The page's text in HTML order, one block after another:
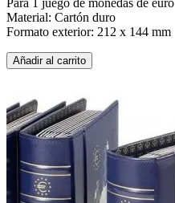
Para 1 juego de monedas de euro
Material: Cartón duro
Formato exterior: 212 x 144 mm
Añadir al carrito